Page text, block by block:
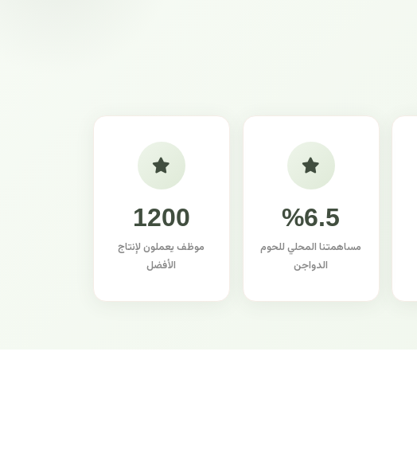
%6.5
مساهمتنا المحلي للحوم
الدواجن
1200
موظف يعملون لإنتاج
الأفضل